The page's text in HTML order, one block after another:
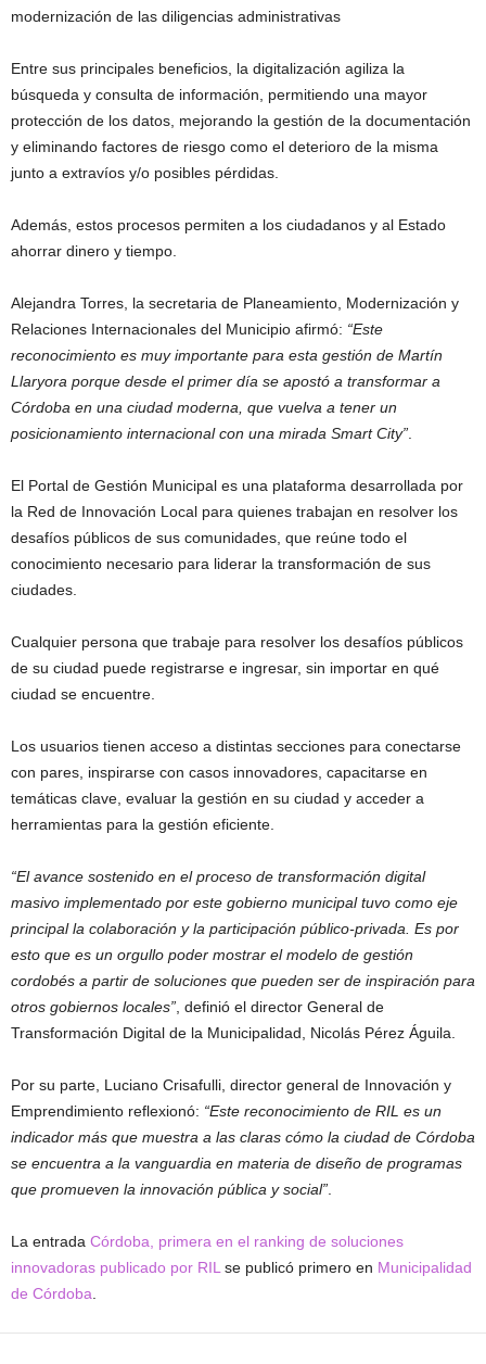
modernización de las diligencias administrativas
Entre sus principales beneficios, la digitalización agiliza la
búsqueda y consulta de información, permitiendo una mayor
protección de los datos, mejorando la gestión de la documentación
y eliminando factores de riesgo como el deterioro de la misma
junto a extravíos y/o posibles pérdidas.
Además, estos procesos permiten a los ciudadanos y al Estado
ahorrar dinero y tiempo.
Alejandra Torres, la secretaria de Planeamiento, Modernización y
Relaciones Internacionales del Municipio afirmó: “Este
reconocimiento es muy importante para esta gestión de Martín
Llaryora porque desde el primer día se apostó a transformar a
Córdoba en una ciudad moderna, que vuelva a tener un
posicionamiento internacional con una mirada Smart City”
El Portal de Gestión Municipal es una plataforma desarrollada por
la Red de Innovación Local para quienes trabajan en resolver los
desafíos públicos de sus comunidades, que reúne todo el
conocimiento necesario para liderar la transformación de sus
ciudades.
Cualquier persona que trabaje para resolver los desafíos públicos
de su ciudad puede registrarse e ingresar, sin importar en qué
ciudad se encuentre.
Los usuarios tienen acceso a distintas secciones para conectarse
con pares, inspirarse con casos innovadores, capacitarse en
temáticas clave, evaluar la gestión en su ciudad y acceder a
herramientas para la gestión eficiente.
“El avance sostenido en el proceso de transformación digital
masivo implementado por este gobierno municipal tuvo como eje
principal la colaboración y la participación público-privada. Es por
esto que es un orgullo poder mostrar el modelo de gestión
cordobés a partir de soluciones que pueden ser de inspiración para
otros gobiernos locales” , definió el director General de
Transformación Digital de la Municipalidad, Nicolás Pérez Águila.
Por su parte, Luciano Crisafulli, director general de Innovación y
Emprendimiento reflexionó: “Este reconocimiento de RIL es un
indicador más que muestra a las claras cómo la ciudad de Córdoba
se encuentra a la vanguardia en materia de diseño de programas
que promueven la innovación pública y social”
La entrada Córdoba, primera en el ranking de soluciones
innovadoras publicado por RIL se publicó primero en Municipalidad
de Córdoba